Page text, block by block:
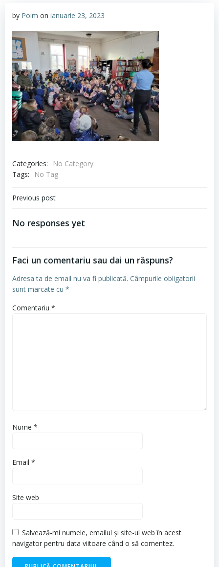
by Poim on ianuarie 23, 2023
Categories:
No Category
Tags:
No Tag
Navigare
articole
Previous post
No responses yet
Faci un comentariu sau dai un răspuns?
Adresa ta de email nu va fi publicată. Câmpurile obligatorii
sunt marcate cu *
Comentariu *
Nume *
Email *
Site web
Salvează-mi numele, emailul și site-ul web în acest
navigator pentru data viitoare când o să comentez.